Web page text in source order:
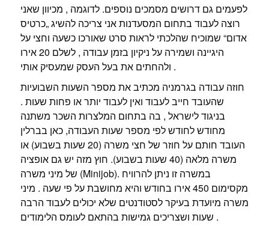
לפעמים גם דרושים מסמכים נוספים. לדוגמה , מכיוון שאני
רוצה לעבוד בתחום המסעדנות אני צריכה להשיג „כרטיס
אדום“ שמוכיח שהלכתי לראות סרט שאורכו כשעה וחצי על
היגיינה ושמירה על ניקיון בזמן עבודה , לשלם 20 אירו
ולהחתים את בעל העסק שמעסיק אותי .
חוזה עבודה בגרמניה מכתיב את מספר השעות השבועיות
שהעובד חייב לעבוד ואין לעבוד יותר או פחות שעות .
בניגוד לישראל , בה בתחום המלצרות השכר משתנה
מחודש לחודש לפי מספר שעות העבודה, כאן בברלין
העובד חותם על חוזר של חצי משרה (20 שעות בשבוע) או
משרה מלאה (40 שעות בשבוע). חוץ מזה יש גם אופציה
של מיני משרה (Minijob). במשרה זו ניתן להרוויח
מקסימום 450 אירו בחודש והיא מחושבת על פי שעה . מיני
משרה מיועדת בעיקר לסטודנטים שלא יכולים לעבוד הרבה
שעות ושצריכים גמישות בהתאם לעומס הלימודים .